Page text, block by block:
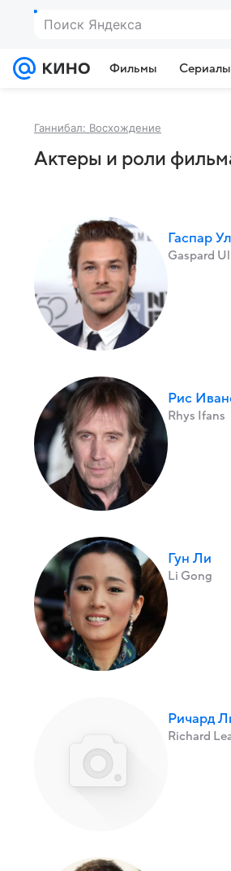
Поиск Яндекса
Фильмы Сериалы
Ганнибал: Восхождение
Актеры и роли
Гаспар
Gaspard
Рис
Rhys Ifans
Гун Ли
Li Gong
Ричард
Richard